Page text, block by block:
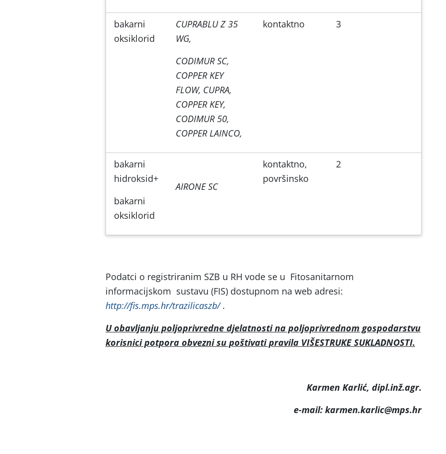
bakarni
oksiklorid
CUPRABLU Z 35
WG,
CODIMUR SC,
COPPER KEY
FLOW, CUPRA,
COPPER KEY,
CODIMUR 50,
COPPER LAINCO,
kontaktno 3
bakarni
hidroksid+
bakarni
oksiklorid
AIRONE SC
kontaktno,
površinsko
2
Podatci o registriranim SZB u RH vode se u Fitosanitarnom
informacijskom sustavu (FIS) dostupnom na web adresi:
http://fis.mps.hr/trazilicaszb/ .
U obavljanju poljoprivredne djelatnosti na poljoprivrednom gospodarstvu
korisnici potpora obvezni su poštivati pravila VIŠESTRUKE SUKLADNOSTI.
Karmen Karlić, dipl.inž.agr.
e-mail: karmen.karlic@mps.hr